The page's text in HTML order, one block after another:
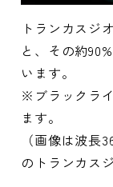
トランカスジ
と、その約
います。
※ブラックラ
ます。
（画像は波長
のトランカス